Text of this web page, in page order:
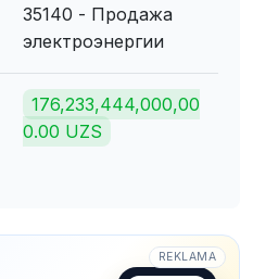
35140 - Продажа
электроэнергии
176,233,444,000,00
0.00 UZS
REKLAMA